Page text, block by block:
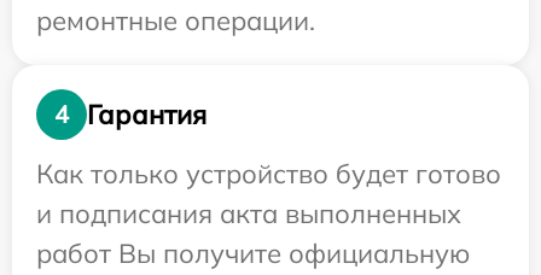
ремонтные операции.
4
Гарантия
Как только устройство будет готово
и подписания акта выполненных
работ Вы получите официальную